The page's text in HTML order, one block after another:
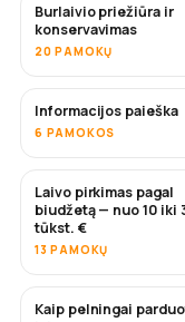
Burlaivio priežiūra ir
konservavimas
20 PAMOKŲ
Informacijos paieška
6 PAMOKOS
NETRUKUS
Laivo pirkimas pagal
biudžetą — nuo 10 iki
tūkst. €
13 PAMOKŲ
NAUJA
Kaip pelningai